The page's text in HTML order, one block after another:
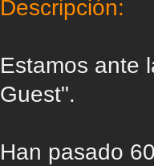
Descripción:
Estamos ante
Guest".
Han pasado